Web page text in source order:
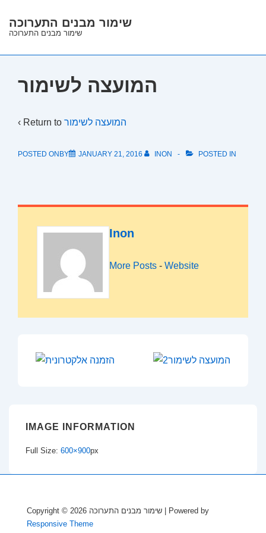
Skip
Main
שימור מבנים התערוכה
שימור מבנים התערוכה
המועצה לשימור
‹ Return to המועצה לשימור
POSTED ONBY JANUARY 21, 2016 INON POSTED IN
Inon
More Posts - Website
IMAGE INFORMATION
Full Size: 600×900px
Copyright © 2026
| Powered by
Responsive Theme